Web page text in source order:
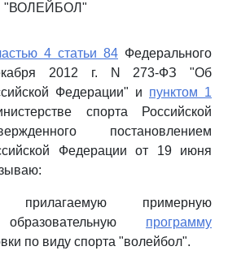
"ВОЛЕЙБОЛ"
4 статьи 84 Федерального
2012 г. N 273-ФЗ "Об
Федерации" и пунктом 1
спорта Российской
постановлением
Федерации от 19 июня
примерную
образовательную программу
по виду спорта "волейбол".